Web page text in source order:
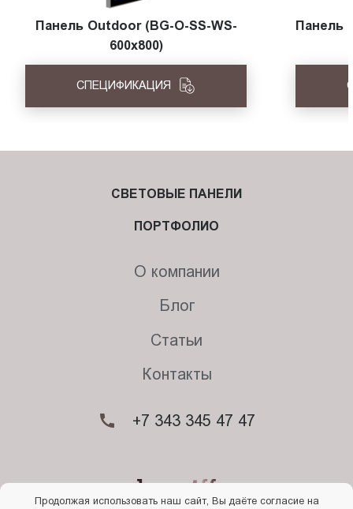
Панель Outdoor (BG-O-SS-WS-
600x800)
СПЕЦИФИКАЦИЯ
Панель
СВЕТОВЫЕ ПАНЕЛИ
ПОРТФОЛИО
О компании
Блог
Статьи
Контакты
+7 343 345 47 47
Продолжая использовать наш сайт, Вы даёте согласие на